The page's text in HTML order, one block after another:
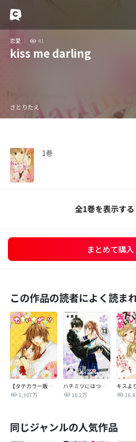
恋愛 41
kiss me darling
さとりたえ
1巻
全1巻を表示する
まとめて購入
この作品の読者によく読ま
【タテカラー版】なまいきざかり。
1,307万
ハチミツにはつこい
16.2万
同じジャンルの人気作品